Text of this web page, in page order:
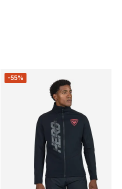
-55%